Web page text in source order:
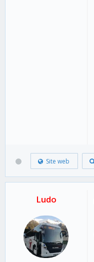
Site web
Ludo